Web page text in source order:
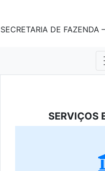
SECRETARIA DE FAZENDA
SERVIÇOS